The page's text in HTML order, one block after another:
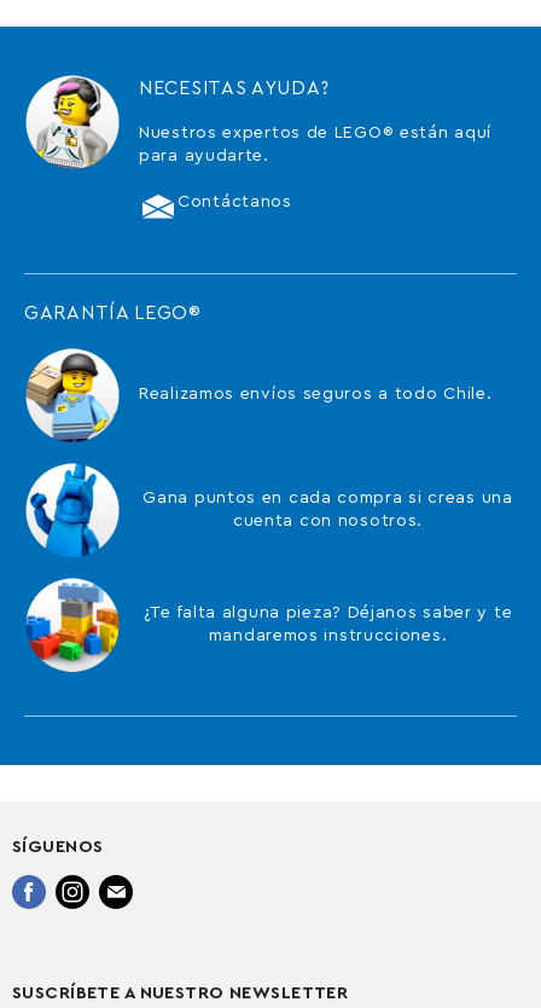
NECESITAS AYUDA?
Nuestros expertos de LEGO® están aquí
para ayudarte.
Contáctanos
GARANTÍA LEGO®
Realizamos envíos seguros a todo Chile.
Gana puntos en cada compra si creas una
cuenta con nosotros.
¿Te falta alguna pieza? Déjanos saber y te
mandaremos instrucciones.
SÍGUENOS
Encuéntrenos
Encuéntrenos
Encuéntrenos
SUSCRÍBETE A NUESTRO NEWSLETTER